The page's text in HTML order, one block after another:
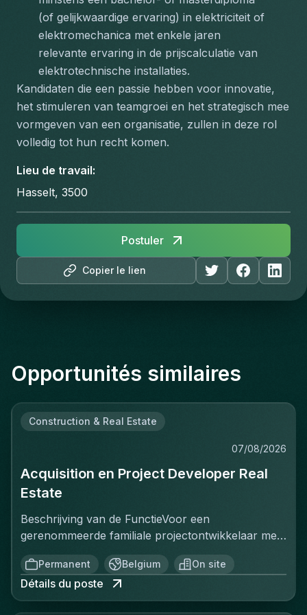
(of gelijkwaardige ervaring) in elektriciteit of
elektromechanica met enkele jaren
relevante ervaring in de prijscalculatie van
elektrotechnische installaties.
Kandidaten die een passie hebben voor innovatie,
het stimuleren van teamgroei en het strategisch mee
vormgeven van een organisatie, zullen in deze rol
volledig tot hun recht komen.
Lieu de travail:
Hasselt, 3500
Copier le lien
Postuler
Opportunités similaires
Construction & Real Estate
07/08/2026
Acquisition en Project Developer Real
Estate
Beschrijving van de FunctieVoor een
gerenommeerde familiale projectontwikkelaar met
een sterke positie op de Belgische vastgoedmarkt,
zoekt een ervaren Projectontwikkelaar die
onmiddellijk impact kan maken. In deze rol ben je
verantwoordelijk voor het identificeren, acquisitie
Permanent Belgium On site
Détails du poste